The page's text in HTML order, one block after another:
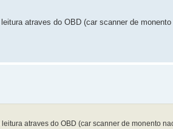
atraves do OBD (car scanner de monento
atraves do OBD (car scanner de monento